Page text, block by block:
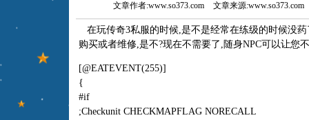
文章作者:www.so373.com 文章来源:www.so373.com
在玩传奇3私服的时候,是不是经常在练级的时候没
购买或者维修,是不?现在不需要了,随身NPC可以让您
[@EATEVENT(255)]
{
#if
;Checkunit CHECKMAPFLAG NORECALL